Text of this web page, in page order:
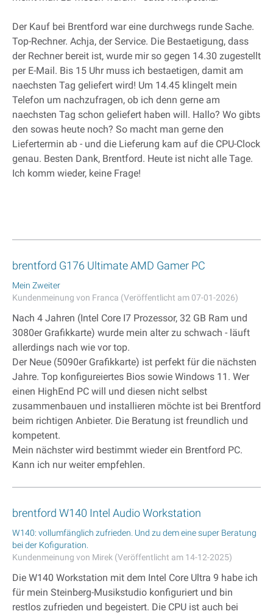
Der Kauf bei Brentford war eine durchwegs runde Sache.
Top-Rechner. Achja, der Service. Die Bestaetigung, dass
der Rechner bereit ist, wurde mir so gegen 14.30 zugestellt
per E-Mail. Bis 15 Uhr muss ich bestaetigen, damit am
naechsten Tag geliefert wird! Um 14.45 klingelt mein
Telefon um nachzufragen, ob ich denn gerne am
naechsten Tag schon geliefert haben will. Hallo? Wo gibts
den sowas heute noch? So macht man gerne den
Liefertermin ab - und die Lieferung kam auf die CPU-Clock
genau. Besten Dank, Brentford. Heute ist nicht alle Tage.
Ich komm wieder, keine Frage!
brentford G176 Ultimate AMD Gamer PC
Mein Zweiter
Kundenmeinung von Franca (Veröffentlicht am 07-01-2026)
Nach 4 Jahren (Intel Core I7 Prozessor, 32 GB Ram und
3080er Grafikkarte) wurde mein alter zu schwach - läuft
allerdings nach wie vor top.
Der Neue (5090er Grafikkarte) ist perfekt für die nächsten
Jahre. Top konfigureiertes Bios sowie Windows 11. Wer
einen HighEnd PC will und diesen nicht selbst
zusammenbauen und installieren möchte ist bei Brentford
beim richtigen Anbieter. Die Beratung ist freundlich und
kompetent.
Mein nächster wird bestimmt wieder ein Brentford PC.
Kann ich nur weiter empfehlen.
brentford W140 Intel Audio Workstation
W140: vollumfänglich zufrieden. Und zu dem eine super Beratung
bei der Kofiguration.
Kundenmeinung von Mirek (Veröffentlicht am 14-12-2025)
Die W140 Workstation mit dem Intel Core Ultra 9 habe ich
für mein Steinberg-Musikstudio konfiguriert und bin
restlos zufrieden und begeistert. Die CPU ist auch bei